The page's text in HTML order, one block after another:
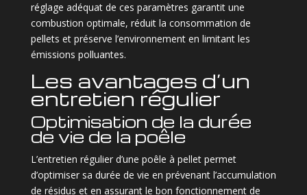
réglage adéquat de ces paramètres garantit une
combustion optimale, réduit la consommation de
pellets et préserve l’environnement en limitant les
émissions polluantes.
Les avantages d’un
entretien régulier
Optimisation de la durée
de vie de la poêle
L’entretien régulier d’une poêle à pellet permet
d’optimiser sa durée de vie en prévenant l’accumulation
de résidus et en assurant le bon fonctionnement de